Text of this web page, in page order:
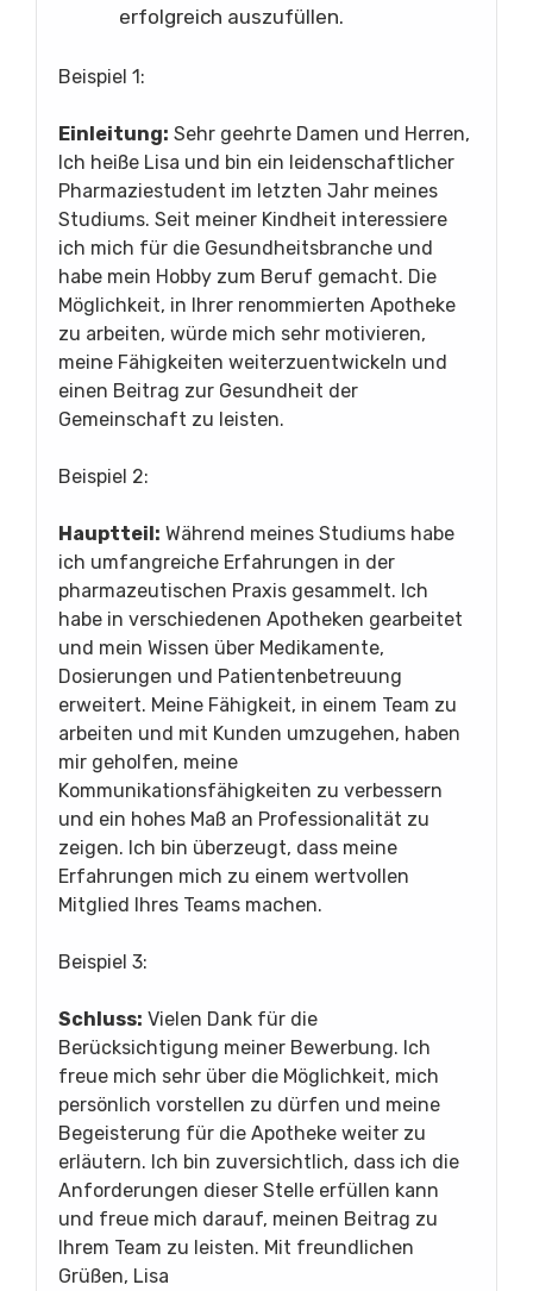
erfolgreich auszufüllen.
Beispiel 1:
Einleitung: Sehr geehrte Damen und Herren,
Ich heiße Lisa und bin ein leidenschaftlicher
Pharmaziestudent im letzten Jahr meines
Studiums. Seit meiner Kindheit interessiere
ich mich für die Gesundheitsbranche und
habe mein Hobby zum Beruf gemacht. Die
Möglichkeit, in Ihrer renommierten Apotheke
zu arbeiten, würde mich sehr motivieren,
meine Fähigkeiten weiterzuentwickeln und
einen Beitrag zur Gesundheit der
Gemeinschaft zu leisten.
Beispiel 2:
Hauptteil: Während meines Studiums habe
ich umfangreiche Erfahrungen in der
pharmazeutischen Praxis gesammelt. Ich
habe in verschiedenen Apotheken gearbeitet
und mein Wissen über Medikamente,
Dosierungen und Patientenbetreuung
erweitert. Meine Fähigkeit, in einem Team zu
arbeiten und mit Kunden umzugehen, haben
mir geholfen, meine
Kommunikationsfähigkeiten zu verbessern
und ein hohes Maß an Professionalität zu
zeigen. Ich bin überzeugt, dass meine
Erfahrungen mich zu einem wertvollen
Mitglied Ihres Teams machen.
Beispiel 3:
Schluss: Vielen Dank für die
Berücksichtigung meiner Bewerbung. Ich
freue mich sehr über die Möglichkeit, mich
persönlich vorstellen zu dürfen und meine
Begeisterung für die Apotheke weiter zu
erläutern. Ich bin zuversichtlich, dass ich die
Anforderungen dieser Stelle erfüllen kann
und freue mich darauf, meinen Beitrag zu
Ihrem Team zu leisten. Mit freundlichen
Grüßen, Lisa